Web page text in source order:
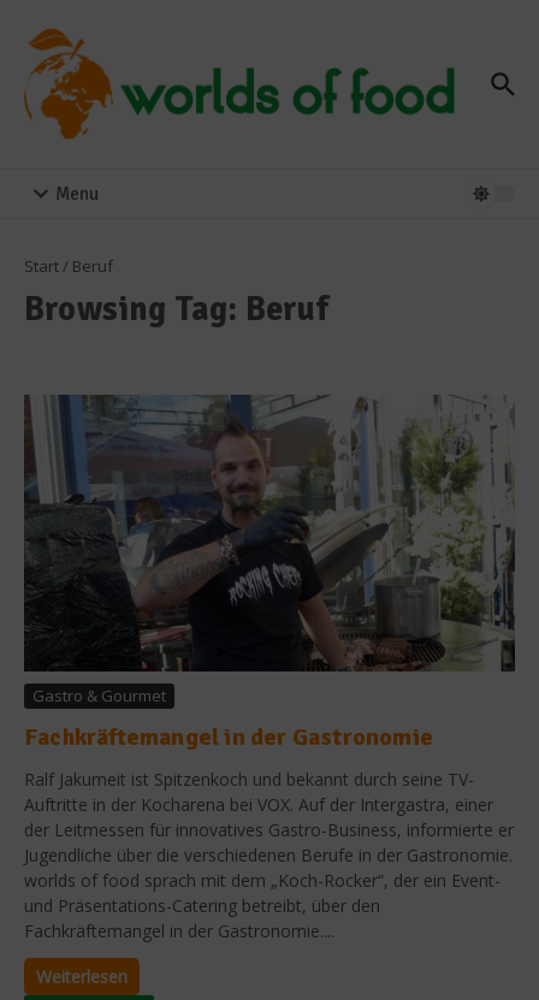
Menu
Start/ Beruf
Browsing Tag: Beruf
Gastro & Gourmet
Fachkräftemangel in der Gastronomie
Ralf Jakumeit ist Spitzenkoch und bekannt durch seine TV-
Auftritte in der Kocharena bei VOX. Auf der Intergastra, einer
der Leitmessen für innovatives Gastro-Business, informierte er
Jugendliche über die verschiedenen Berufe in der Gastronomie.
worlds of food sprach mit dem „Koch-Rocker“, der ein Event-
und Präsentations-Catering betreibt, über den
Fachkräftemangel in der Gastronomie....
Weiterlesen